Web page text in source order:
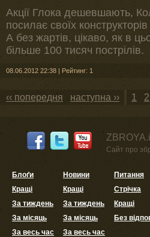
Акції Глока дешевшають,
посилає своїх
А без жартів, цікаво, як в
більше 100 тисяч пострілів.
08.06.2012 22:38 | Рейтинг: 1
‹‹ попередня наступна ›› 1 2
Сайт про
Блоґи
Кращі
За тиждень
За місяць
За весь час
Новини
Кращі
За тиждень
За місяць
За весь час
Питання
Стрічка
Кращі
Без